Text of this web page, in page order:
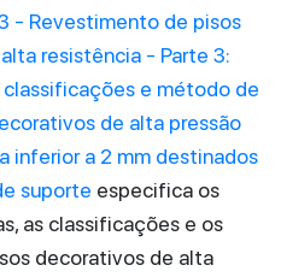
- Revestimento de pisos
resistência - Parte 3:
e método de
de alta pressão
inferior a 2 mm destinados
suporte especifica os
as classificações e os
decorativos de alta